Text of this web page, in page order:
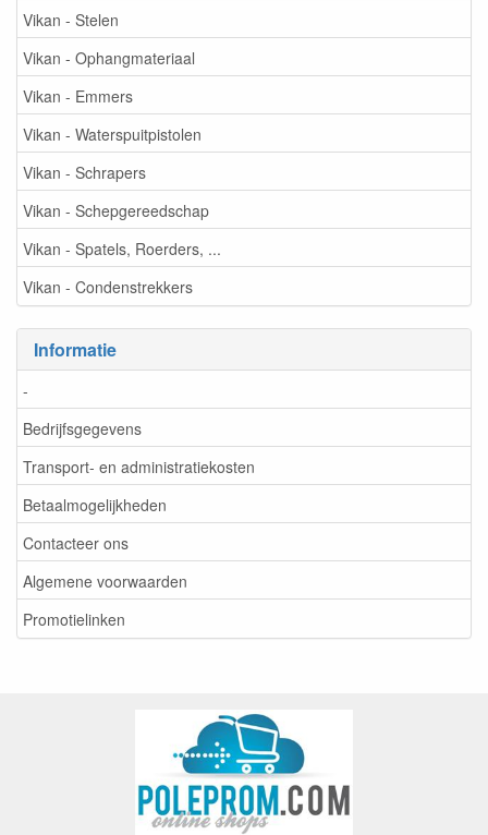
Vikan - Stelen
Vikan - Ophangmateriaal
Vikan - Emmers
Vikan - Waterspuitpistolen
Vikan - Schrapers
Vikan - Schepgereedschap
Vikan - Spatels, Roerders, ...
Vikan - Condenstrekkers
Informatie
-
Bedrijfsgegevens
Transport- en administratiekosten
Betaalmogelijkheden
Contacteer ons
Algemene voorwaarden
Promotielinken